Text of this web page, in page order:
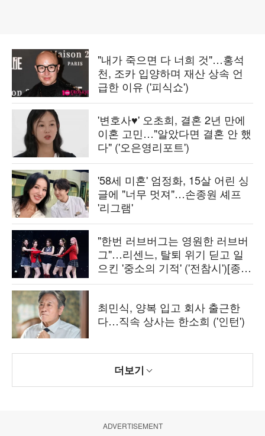
"내가 죽으면 다 너희 것"…홍석
천, 조카 입양하며 재산 상속 언
급한 이유 ('피식쇼')
'변호사♥' 오초희, 결혼 2년 만에
이혼 고민…"알았다면 결혼 안 했
다" ('오은영리포트')
'58세 미혼' 엄정화, 15살 어린 싱
글에 "너무 멋져"…손종원 셰프
'리그램'
"한번 러브버그는 영원한 러브버
그"…리센느, 탈퇴 위기 딛고 일
으킨 '중소의 기적' ('전참시')[종
합]
최민식, 양복 입고 회사 출근한
다…직속 상사는 한소희 ('인턴')
더보기
ADVERTISEMENT